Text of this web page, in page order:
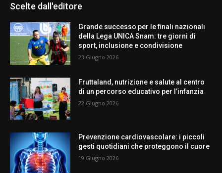
Scelte dall'editore
Grande successo per le finali nazionali
della Lega UNICA Snam: tre giorni di
sport, inclusione e condivisione
23 Giugno 2026
Fruttaland, nutrizione e salute al centro
di un percorso educativo per l’infanzia
22 Giugno 2026
Prevenzione cardiovascolare: i piccoli
gesti quotidiani che proteggono il cuore
19 Giugno 2026